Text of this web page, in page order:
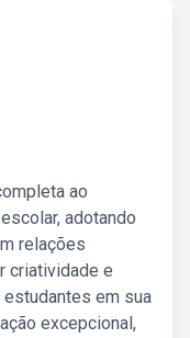
ao
adotando
relações
criatividade e
em sua
excepcional,